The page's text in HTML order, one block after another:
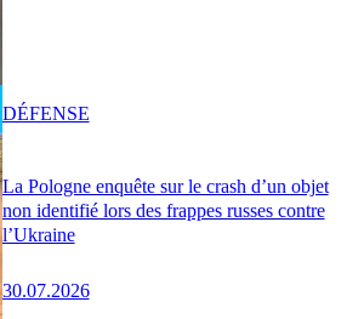
La Pologne enquête sur le crash d’un objet
non identifié lors des frappes russes contre
l’Ukraine
30.07.2026
DÉFENSE